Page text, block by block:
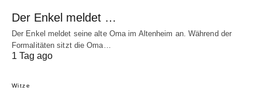
Der Enkel meldet …
Der Enkel meldet seine alte Oma im Altenheim an. Während der
Formalitäten sitzt die Oma…
1 Tag ago
Witze